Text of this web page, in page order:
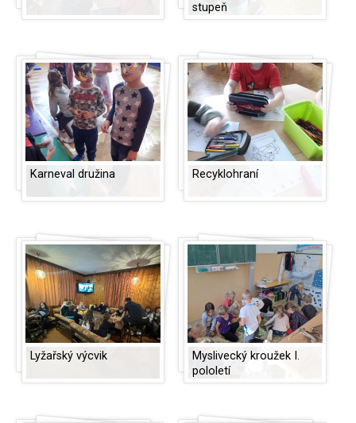
stupeň
Karneval družina Recyklohraní
Lyžařský výcvik
Myslivecký kroužek I.
pololetí